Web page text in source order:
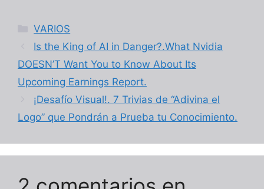
Categorías
VARIOS
Is the King of AI in Danger?.What Nvidia
DOESN’T Want You to Know About Its
Upcoming Earnings Report.
¡Desafío Visual!. 7 Trivias de “Adivina el
Logo” que Pondrán a Prueba tu Conocimiento.